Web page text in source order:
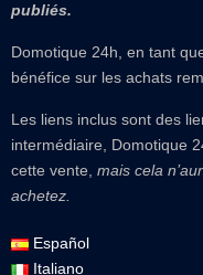
publiés.
Domotique 24h, en tant
bénéfice sur les achats
Les liens inclus sont des
intermédiaire, Domotique
cette vente, mais cela
achetez.
Español
Italiano